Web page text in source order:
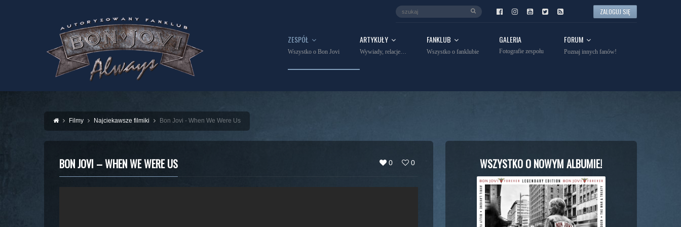
ZALOGUJ SIĘ
ZESPÓŁ
Wszystko o Bon Jovi
ARTYKUŁY
Wywiady, relacje…
FANKLUB
Wszystko o fanklubie
GALERIA
Fotografie zespołu
FORUM
Poznaj innych fanów!
Filmy Najciekawsze filmiki Bon Jovi - When We Were Us
0 0
BON JOVI – WHEN WE WERE US WSZYSTKO O NOWYM ALBUMIE!